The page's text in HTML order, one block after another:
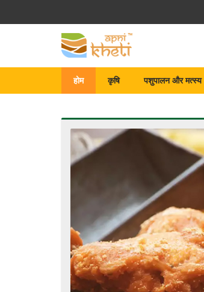
होम कृषि पशुपालन और मत्स्य